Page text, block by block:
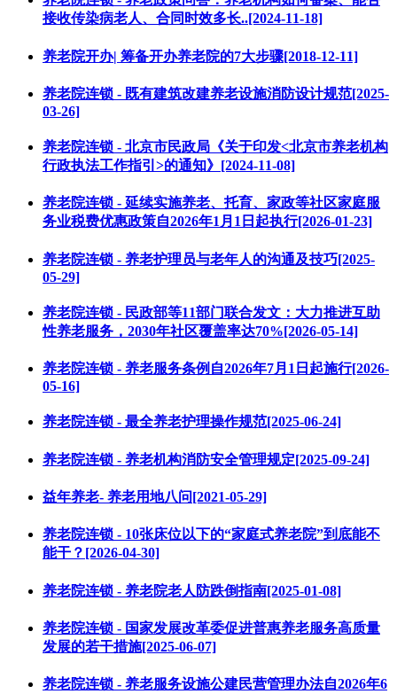
接收传染病老人、合同时效多长..[2024-11-18]
养老院开办| 筹备开办养老院的7大步骤[2018-12-11]
养老院连锁 - 既有建筑改建养老设施消防设计规范[2025-
03-26]
养老院连锁 - 北京市民政局《关于印发<北京市养老机构
行政执法工作指引>的通知》[2024-11-08]
养老院连锁 - 延续实施养老、托育、家政等社区家庭服
务业税费优惠政策自2026年1月1日起执行[2026-01-23]
养老院连锁 - 养老护理员与老年人的沟通及技巧[2025-
05-29]
养老院连锁 - 民政部等11部门联合发文：大力推进互助
性养老服务，2030年社区覆盖率达70%[2026-05-14]
养老院连锁 - 养老服务条例自2026年7月1日起施行[2026-
05-16]
养老院连锁 - 最全养老护理操作规范[2025-06-24]
养老院连锁 - 养老机构消防安全管理规定[2025-09-24]
益年养老- 养老用地八问[2021-05-29]
养老院连锁 - 10张床位以下的“家庭式养老院”到底能不
能干？[2026-04-30]
养老院连锁 - 养老院老人防跌倒指南[2025-01-08]
养老院连锁 - 国家发展改革委促进普惠养老服务高质量
发展的若干措施[2025-06-07]
养老院连锁 - 养老服务设施公建民营管理办法自2026年6